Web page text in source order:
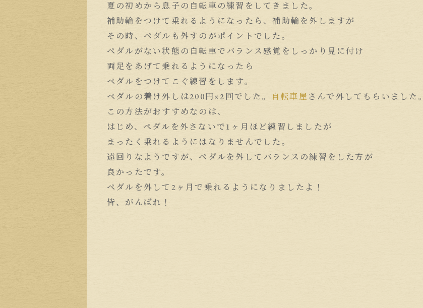
夏の初めから息子の自転車の練習をしてきました。
補助輪をつけて乗れるようになったら、補助輪を外しますが
その時、ペダルも外すのがポイントでした。
ペダルがない状態の自転車でバランス感覚をしっかり見に付け
両足をあげて乗れるようになったら
ペダルをつけてこぐ練習をします。
ペダルの着け外しは200円×2回でした。
自転車屋 さんで外してもらいました。
この方法がおすすめなのは、
はじめ、ペダルを外さないで1ヶ月ほど練習しましたが
まったく乗れるようにはなりませんでした。
遠回りなようですが、ペダルを外してバランスの練習をした方が
良かったです。
ペダルを外して2ヶ月で乗れるようになりましたよ！
皆、がんばれ！